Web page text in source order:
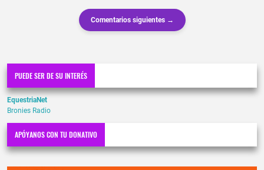
Comentarios siguientes →
PUEDE SER DE SU INTERÉS
EquestriaNet
Bronies Radio
APÓYANOS CON TU DONATIVO